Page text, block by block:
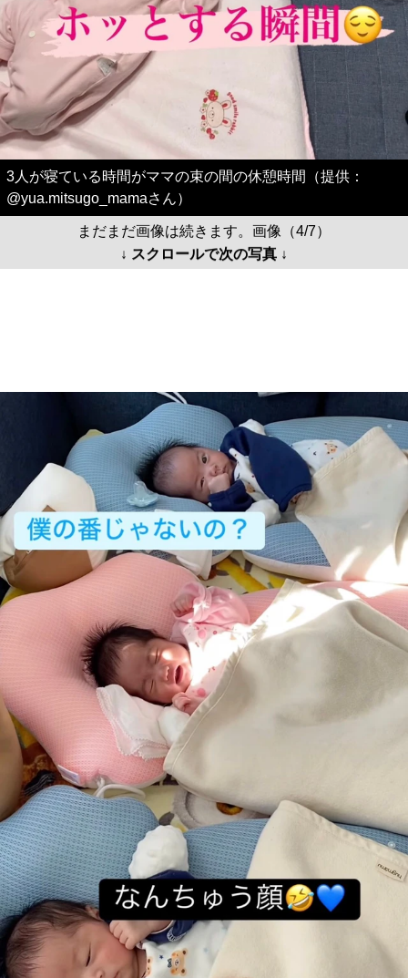
3人が寝ている時間がママの束の間の休憩時間（提供：
@yua.mitsugo_mamaさん）
まだまだ画像は続きます。画像（4/7）
↓ スクロールで次の写真 ↓